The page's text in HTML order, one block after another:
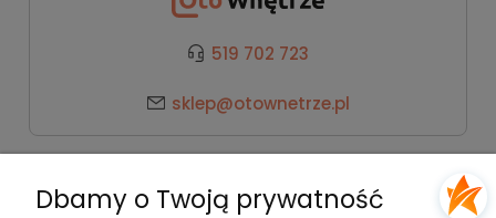
519 702 723
sklep@otownetrze.pl
Dbamy o Twoją prywatność